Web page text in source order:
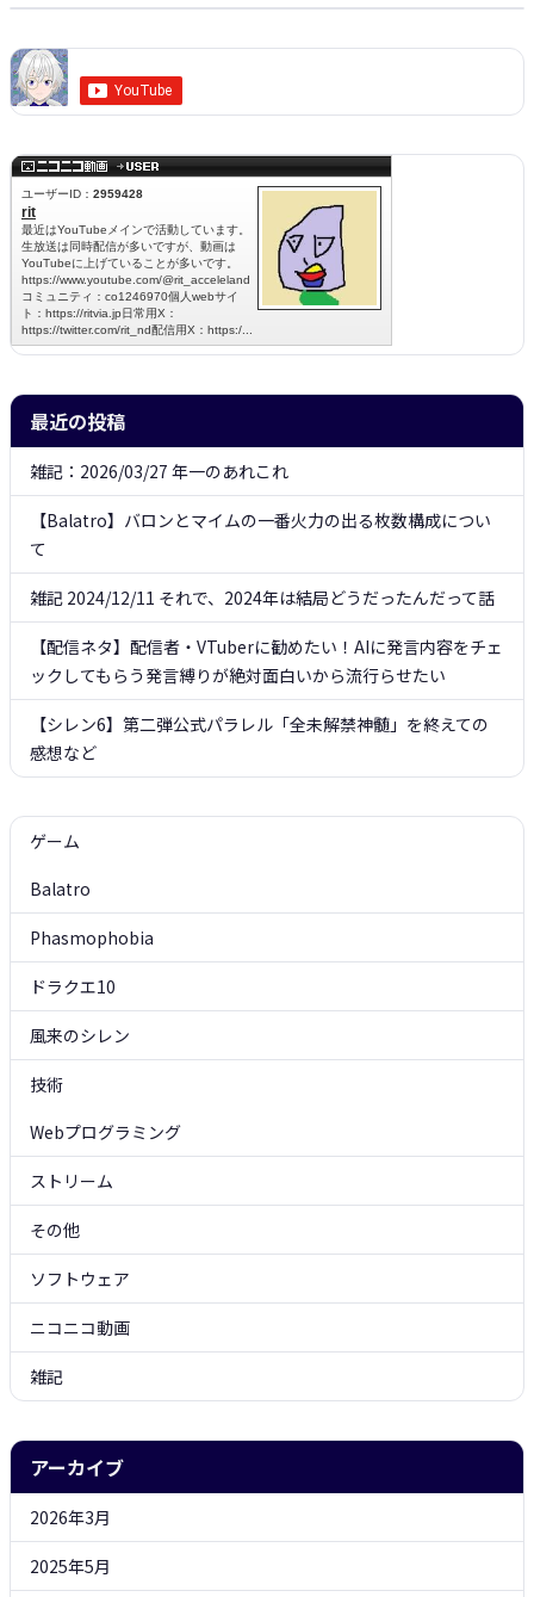
最近の投稿
雑記：2026/03/27 年一のあれこれ
【Balatro】バロンとマイムの一番火力の出る枚数構成につい
て
雑記 2024/12/11 それで、2024年は結局どうだったんだって話
【配信ネタ】配信者・VTuberに勧めたい！AIに発言内容をチェ
ックしてもらう発言縛りが絶対面白いから流行らせたい
【シレン6】第二弾公式パラレル「全未解禁神髄」を終えての
感想など
ゲーム
Balatro
Phasmophobia
ドラクエ10
風来のシレン
技術
Webプログラミング
ストリーム
その他
ソフトウェア
ニコニコ動画
雑記
アーカイブ
2026年3月
2025年5月